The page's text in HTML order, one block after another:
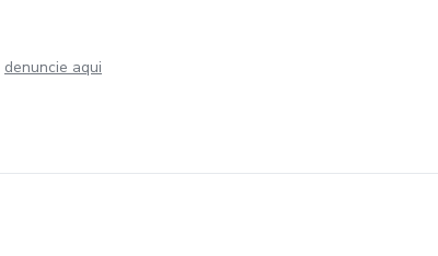
denuncie aqui